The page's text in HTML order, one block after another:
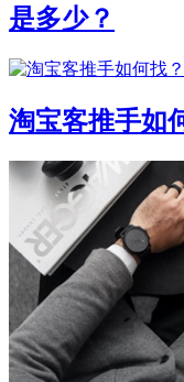
是多少？
淘宝客推手如